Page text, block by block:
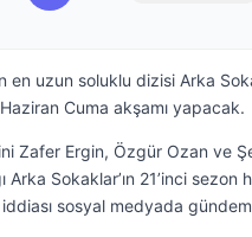
en uzun soluklu dizisi Arka
Cuma akşamı yapacak.
Zafer Ergin, Özgür Ozan ve
Arka Sokaklar’ın 21’inci sezon
sosyal medyada